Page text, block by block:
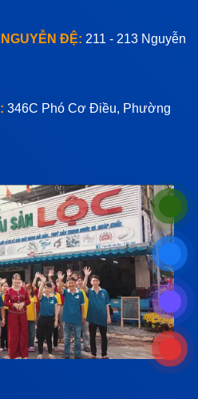
ĐỆ: 211 - 213 Nguyễn
346C Phó Cơ Điều, Phường